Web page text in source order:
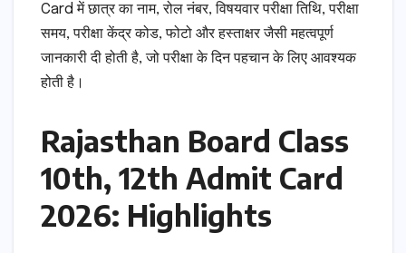
Card में छात्र का नाम, रोल नंबर, विषयवार परीक्षा तिथि, परीक्षा
समय, परीक्षा केंद्र कोड, फोटो और हस्ताक्षर जैसी महत्वपूर्ण
जानकारी दी होती है, जो परीक्षा के दिन पहचान के लिए आवश्यक
होती है।
Rajasthan Board Class
10th, 12th Admit Card
2026: Highlights